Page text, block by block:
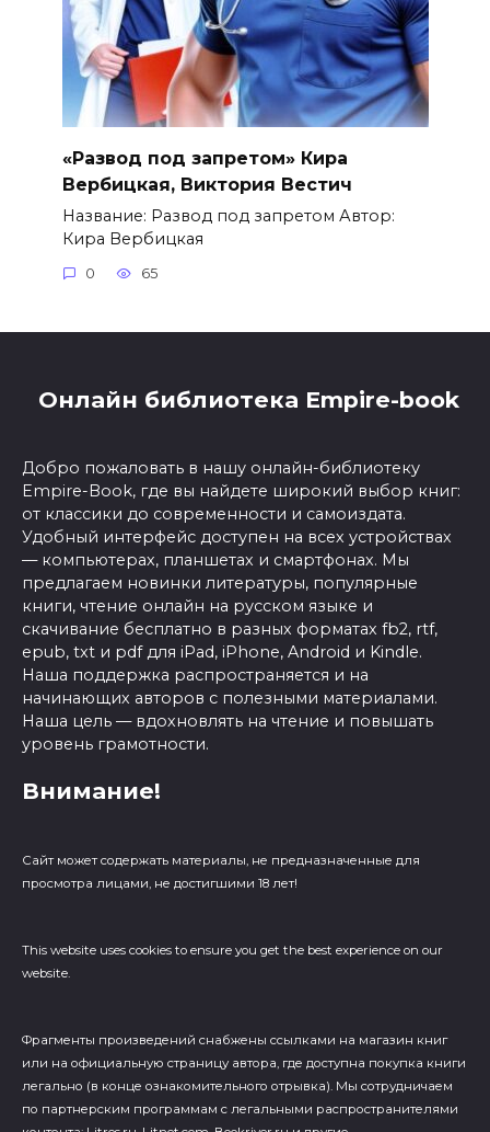
«Развод под запретом» Кира
Вербицкая, Виктория Вестич
Название: Развод под запретом Автор:
Кира Вербицкая
0 65
Онлайн библиотека Empire-book
Добро пожаловать в нашу онлайн-библиотеку
Empire-Book, где вы найдете широкий выбор книг:
от классики до современности и самоиздата.
Удобный интерфейс доступен на всех устройствах
— компьютерах, планшетах и смартфонах. Мы
предлагаем новинки литературы, популярные
книги, чтение онлайн на русском языке и
скачивание бесплатно в разных форматах fb2, rtf,
epub, txt и pdf для iPad, iPhone, Android и Kindle.
Наша поддержка распространяется и на
начинающих авторов с полезными материалами.
Наша цель — вдохновлять на чтение и повышать
уровень грамотности.
Внимание!
Сайт может содержать материалы, не предназначенные для
просмотра лицами, не достигшими 18 лет!
This website uses cookies to ensure you get the best experience on our
website.
Фрагменты произведений cнабжены ссылками на магазин книг
или на официальную страницу автора, где доступна покупка книги
легально (в конце ознакомительного отрывка). Мы сотрудничаем
по партнерским программам с легальными распространителями